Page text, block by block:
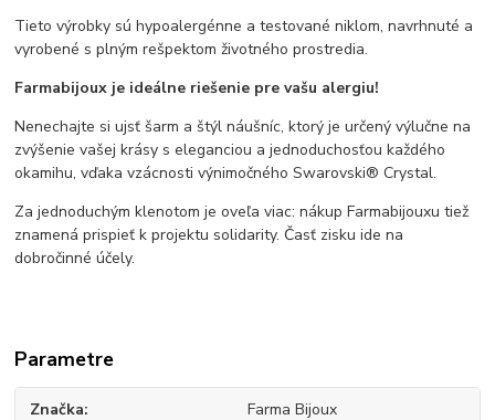
Tieto výrobky sú hypoalergénne a testované niklom, navrhnuté a
vyrobené s plným rešpektom životného prostredia.
Farmabijoux je ideálne riešenie pre vašu alergiu!
Nenechajte si ujsť šarm a štýl náušníc, ktorý je určený výlučne na
zvýšenie vašej krásy s eleganciou a jednoduchosťou každého
okamihu, vďaka vzácnosti výnimočného Swarovski® Crystal.
Za jednoduchým klenotom je oveľa viac: nákup Farmabijouxu tiež
znamená prispieť k projektu solidarity. Časť zisku ide na
dobročinné účely.
Parametre
Značka Farma Bijoux